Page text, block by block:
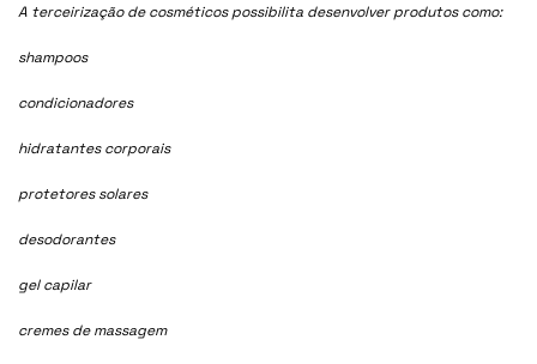
A terceirização de cosméticos possibilita desenvolver produtos como:
shampoos
condicionadores
hidratantes corporais
protetores solares
desodorantes
gel capilar
cremes de massagem